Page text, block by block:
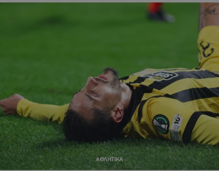
ΑΘΛΗΤΙΚΑ